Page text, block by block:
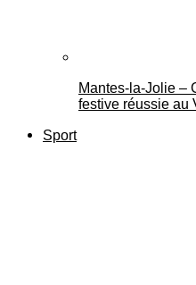
Mantes-la-Jolie –
festive réussie au
Sport